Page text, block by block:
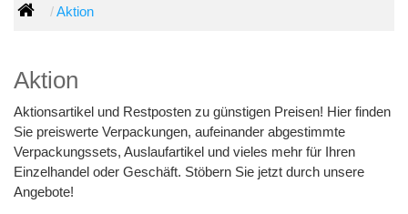
Aktion
Aktion
Aktionsartikel und Restposten zu günstigen Preisen! Hier finden
Sie preiswerte Verpackungen, aufeinander abgestimmte
Verpackungssets, Auslaufartikel und vieles mehr für Ihren
Einzelhandel oder Geschäft. Stöbern Sie jetzt durch unsere
Angebote!